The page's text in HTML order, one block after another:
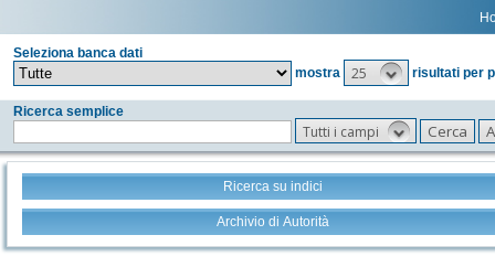
Seleziona banca dati
mostra
25 risultati per
Ricerca semplice
Tutti i campi
Ricerca su indici
Archivio di Autorità